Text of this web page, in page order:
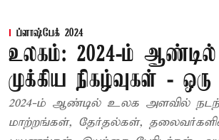
ப்ளாஷ்பேக் 2024
உலகம்: 2024-ம் ஆண்டில்
முக்கிய நிகழ்வுகள் -
2024-ம் ஆண்டில் உலக அளவில்
மாற்றங்கள், தேர்தல்கள்,